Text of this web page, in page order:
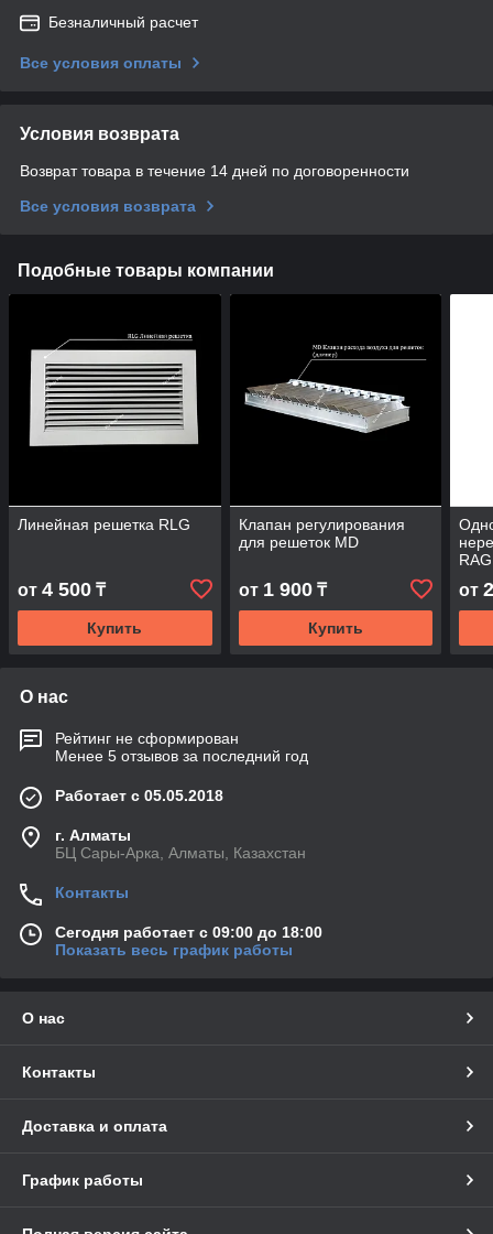
Безналичный расчет
Все условия оплаты
Условия возврата
Возврат товара в течение 14 дней по договоренности
Все условия возврата
Подобные товары компании
Линейная решетка RLG
от 4 500 ₸
Купить
Клапан регулирования
для решеток MD
от 1 900₸
Купить
RAG
от
О нас
Рейтинг не сформирован
Менее 5 отзывов за последний год
Работает с 05.05.2018
г. Алматы
БЦ Сары-Арка, Алматы, Казахстан
Контакты
Сегодня работает с 09:00 до 18:00
Показать весь график работы
О нас
Контакты
Доставка и оплата
График работы